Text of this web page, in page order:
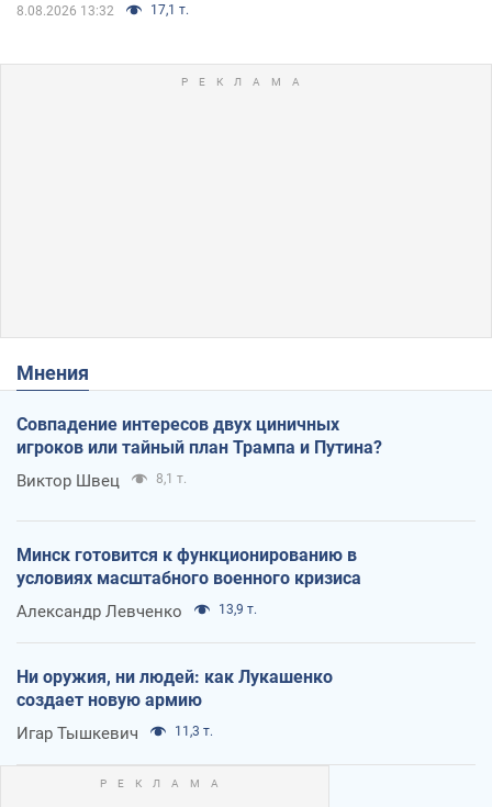
8.08.2026 13:32 17,1 т.
Мнения
Совпадение интересов двух циничных
игроков или тайный план Трампа и Путина?
Виктор Швец 8,1 т.
Минск готовится к функционированию в
условиях масштабного военного кризиса
Александр Левченко 13,9 т.
Ни оружия, ни людей: как Лукашенко
создает новую армию
Игар Тышкевич 11,3 т.